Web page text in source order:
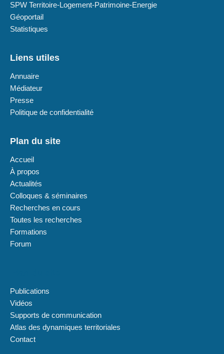
SPW Territoire-Logement-Patrimoine-Energie
Géoportail
Statistiques
Liens utiles
Annuaire
Médiateur
Presse
Politique de confidentialité
Plan du site
Accueil
À propos
Actualités
Colloques & séminaires
Recherches en cours
Toutes les recherches
Formations
Forum
Publications
Vidéos
Supports de communication
Atlas des dynamiques territoriales
Contact